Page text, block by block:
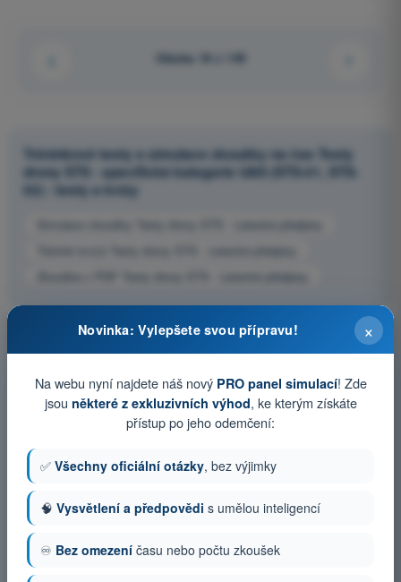
Otázka 18 z 149
Tréninkové testy a simulace zkoušky na čas Testy
drony STS - specifická kategorie UAS (STS-01, STS-
02) - testy a kvízy
Simulace zkoušky Testy drony STS - Letecké předpisy
Trénink kvízů Testy drony STS - Letecké předpisy
Zkouška v PDF Testy drony STS - Letecké předpisy
×
Novinka: Vylepšete svou přípravu!
Na webu nyní najdete náš nový PRO panel simulací! Zde
jsou některé z exkluzivních výhod, ke kterým získáte
přístup po jeho odemčení:
✅ Všechny oficiální otázky, bez výjimky
🧠 Vysvětlení a předpovědi s umělou inteligencí
♾️ Bez omezení času nebo počtu zkoušek